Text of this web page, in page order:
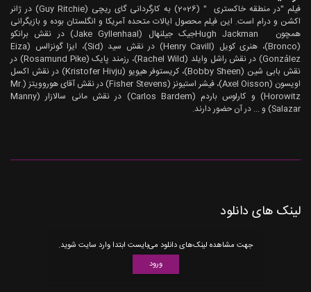
فیلم "در منطقه خاکستری
" (2026) به کارگردانی گای ریچی (Guy Ritchie) در ژانر
اکشن و درام است. این فیلم محصول ایالات متحده آمریکا و انگلستان بوده و بازیگرانی
همچون Hugh Jackmanجیک جیلنهال (Jake Gyllenhaal) در نقش برانکو
(Bronco)، هنری کویل (Henry Cavill) در نقش سید (Sid)، ایزا گونزالس (Eiza
González) در نقش راشل وایلد (Rachel Wild)، رزمند پایک (Rosamund Pike) در
نقش بابی شین (Bobby Sheen)، کریستوفر هیویو (Kristofer Hivju) در نقش اکسل
اویسون (Axel Oisson)، فیشر استیونز (Fisher Stevens) در نقش آقای هوروویتز (Mr.
Horowitz) و کارلوس باردم (Carlos Bardem) در نقش مانی سالازار (Manny
Salazar) و ... در آن حضور دارند.
لینک های دانلود
جهت مشاهده لینک‌های دانلود می‌بایست ابتدا وارد سایت شوید.
ورود